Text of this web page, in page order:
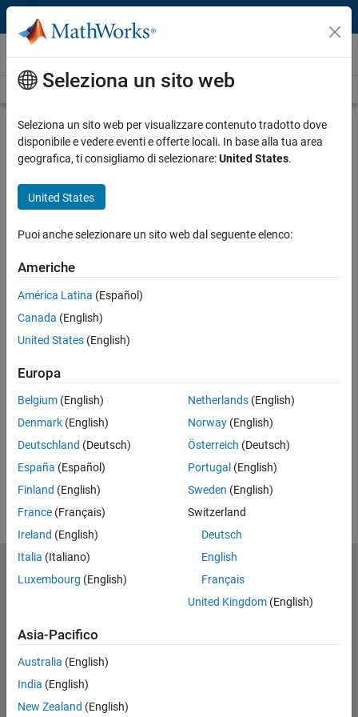
Vai al contenuto
Video
Videos Home Search
Play
Description
MathWorks Vision for Systematic
Verification and Validation
Related Resources
Feedback
UP NEXT
RELATED VIDEOS
View more related videos
Seleziona un sito web
Seleziona un sito web per visualizzare contenuto tradotto dove
disponibile e vedere eventi e offerte locali. In base alla tua area
geografica, ti consigliamo di selezionare:United States.
United States
Puoi anche selezionare un sito web dal seguente elenco:
Americhe
América Latina (Español)
Canada (English)
United States (English)
Europa
Belgium (English)
Denmark (English)
Deutschland (Deutsch)
España (Español)
Finland (English)
France (Français)
Ireland (English)
Italia (Italiano)
Luxembourg (English)
Netherlands(English)
Norway(English)
Österreich (Deutsch)
Portugal (English)
Sweden (English)
Switzerland
Deutsch
English
Français
United Kingdom(English)
Asia-Pacifico
Australia (English)
India (English)
New Zealand (English)
MathWorks
Accelerating the pace of engineering and science
Prova o Acquista
Scopri i nostri prodotti